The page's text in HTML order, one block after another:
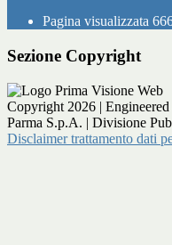
Pagina visualizzata
Sezione Copyright
Copyright 2026 |
Parma S.p.A. | Divisione
Disclaimer trattamento dati